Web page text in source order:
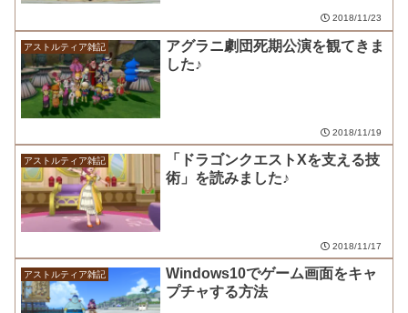
2018/11/23
アストルティア雑記
アグラニ劇団死期公演を観てきま
した♪
2018/11/19
アストルティア雑記
「ドラゴンクエストXを支える技
術」を読みました♪
2018/11/17
アストルティア雑記
Windows10でゲーム画面をキャ
プチャする方法